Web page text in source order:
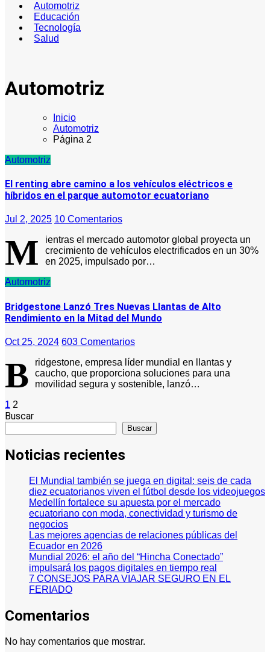
Automotriz
Educación
Tecnología
Salud
Automotriz
Inicio
Automotriz
Página 2
Automotriz
El renting abre camino a los vehículos eléctricos e
híbridos en el parque automotor ecuatoriano
Jul 2, 2025 10 Comentarios
M
ientras el mercado automotor global proyecta un
crecimiento de vehículos electrificados en un 30%
en 2025, impulsado por…
Automotriz
Bridgestone Lanzó Tres Nuevas Llantas de Alto
Rendimiento en la Mitad del Mundo
Oct 25, 2024 603 Comentarios
B
ridgestone, empresa líder mundial en llantas y
caucho, que proporciona soluciones para una
movilidad segura y sostenible, lanzó…
Paginación
de
1 2
Buscar
Buscar
Noticias recientes
El Mundial también se juega en digital: seis de cada
diez ecuatorianos viven el fútbol desde los videojuegos
Medellín fortalece su apuesta por el mercado
ecuatoriano con moda, conectividad y turismo de
negocios
Las mejores agencias de relaciones públicas del
Ecuador en 2026
Mundial 2026: el año del “Hincha Conectado”
impulsará los pagos digitales en tiempo real
7 CONSEJOS PARA VIAJAR SEGURO EN EL
FERIADO
Comentarios
No hay comentarios que mostrar.